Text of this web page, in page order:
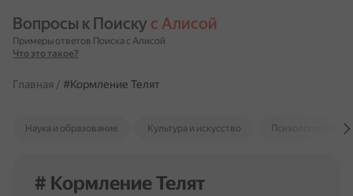
Вопросы к Поиску с Алисой
Примеры ответов Поиска с Алисой
Что это такое?
Главная / #Кормление Телят
Наука и образование Культура и искусство Психология и
# Кормление Телят